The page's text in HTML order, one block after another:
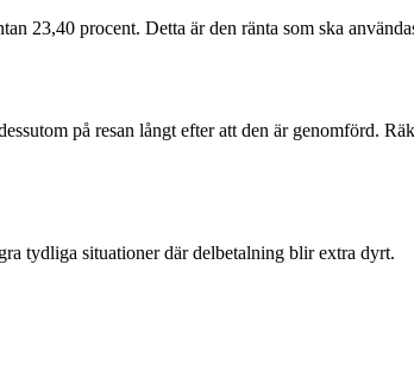
23,40 procent. Detta är den ränta som ska
på resan långt efter att den är genomförd.
tydliga situationer där delbetalning blir extra dyrt.